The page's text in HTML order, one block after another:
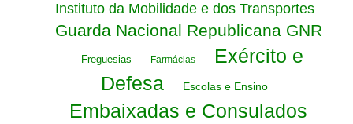
Instituto da Mobilidade e dos Transportes
Guarda Nacional Republicana GNR
Freguesias Farmácias
Exército e
Defesa
Escolas e Ensino
Embaixadas e Consulados